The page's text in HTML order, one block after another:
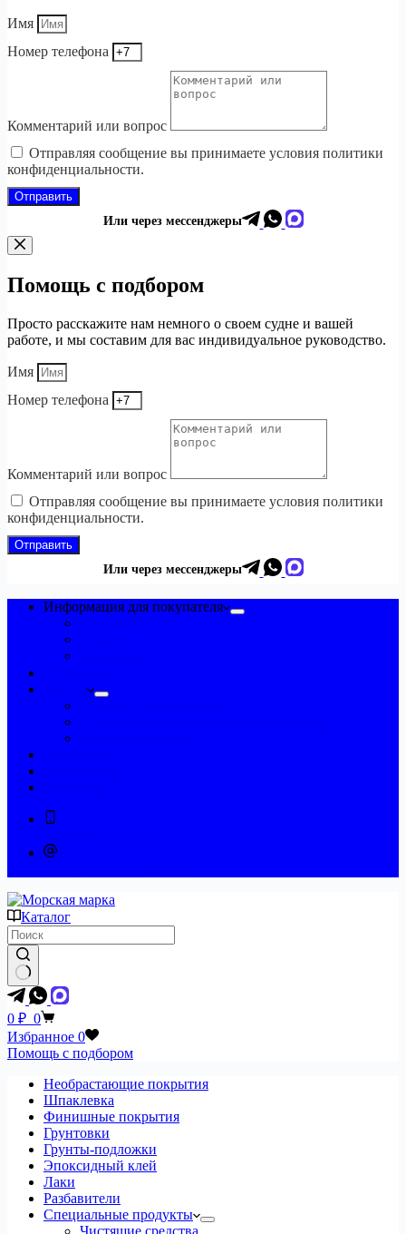
Имя
Номер телефона
Комментарий или вопрос
Отправляя сообщение вы принимаете условия политики
конфиденциальности.
Отправить
Или через мессенджеры
Помощь с подбором
Просто расскажите нам немного о своем судне и вашей
работе, и мы составим для вас индивидуальное руководство.
Имя
Номер телефона
Комментарий или вопрос
Отправляя сообщение вы принимаете условия политики
конфиденциальности.
Отправить
Или через мессенджеры
Информация для покупателя
Каталог
Ничего
не
найдено
Корзина
0 ₽ 0
Избранное 0
Помощь с подбором
Необрастающие покрытия
Шпаклевка
Финишные покрытия
Грунтовки
Грунты-подложки
Эпоксидный клей
Лаки
Разбавители
Специальные продукты
Чистящие средства